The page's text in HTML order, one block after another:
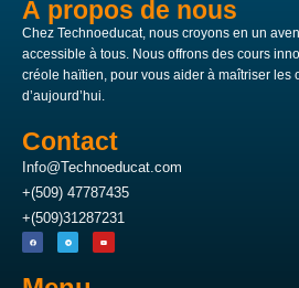
À propos de nous
Chez Technoeducat, nous croyons en un
accessible à tous. Nous offrons des cours
créole haïtien, pour vous aider à maîtriser les
d’aujourd’hui.
Contact
Info@Technoeducat.com
+(509) 47787435
+(509)31287231